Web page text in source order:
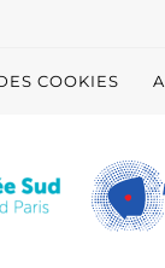
COOKIES